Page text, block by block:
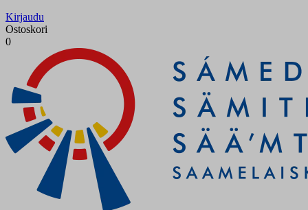
Kirjaudu
Ostoskori
0